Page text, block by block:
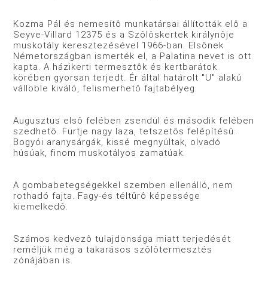
Kozma Pál és nemesítô munkatársai állították elô a
Seyve-Villard 12375 és a Szôlôskertek királynôje
muskotály keresztezésével 1966-ban. Elsônek
Németországban ismerték el, a Palatina nevet is ott
kapta. A házikerti termesztôk és kertbarátok
körében gyorsan terjedt. Ér által határolt "U" alakú
vállöble kiváló, felismerhetô fajtabélyeg.
Augusztus elsô felében zsendül és második felében
szedhetô. Fürtje nagy laza, tetszetôs felépítésû.
Bogyói aranysárgák, kissé megnyúltak, olvadó
húsúak, finom muskotályos zamatúak.
A gombabetegségekkel szemben ellenálló, nem
rothadó fajta. Fagy-és téltûrô képessége
kiemelkedô.
Számos kedvezô tulajdonsága miatt terjedését
reméljük még a takarásos szôlôtermesztés
zónájában is.